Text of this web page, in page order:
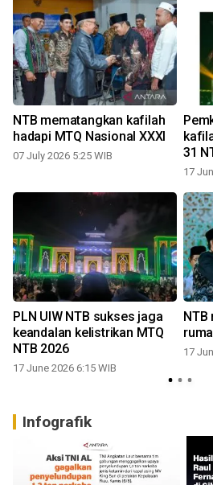
NTB mematangkan kafilah
hadapi MTQ Nasional XXXI
07 July 2026 5:25 WIB
31
17
PLN UIW NTB sukses jaga
keandalan kelistrikan MTQ
NTB 2026
17 June 2026 6:15 WIB
NTB
17
Infografik